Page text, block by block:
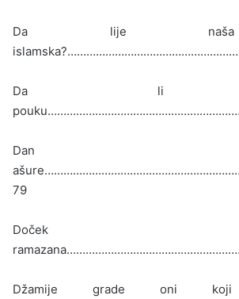
Da lije
Da li
Dan
79
Doček
Džamije grade oni